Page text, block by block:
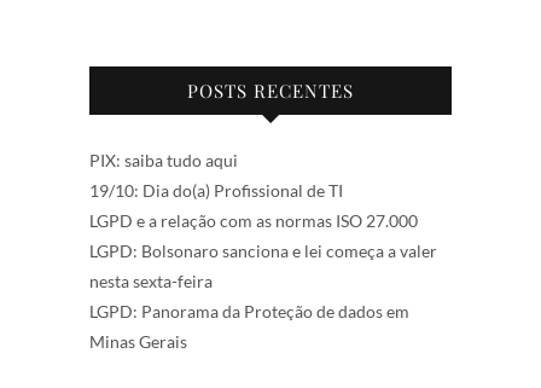
POSTS RECENTES
PIX: saiba tudo aqui
19/10: Dia do(a) Profissional de TI
LGPD e a relação com as normas ISO 27.000
LGPD: Bolsonaro sanciona e lei começa a valer
nesta sexta-feira
LGPD: Panorama da Proteção de dados em
Minas Gerais